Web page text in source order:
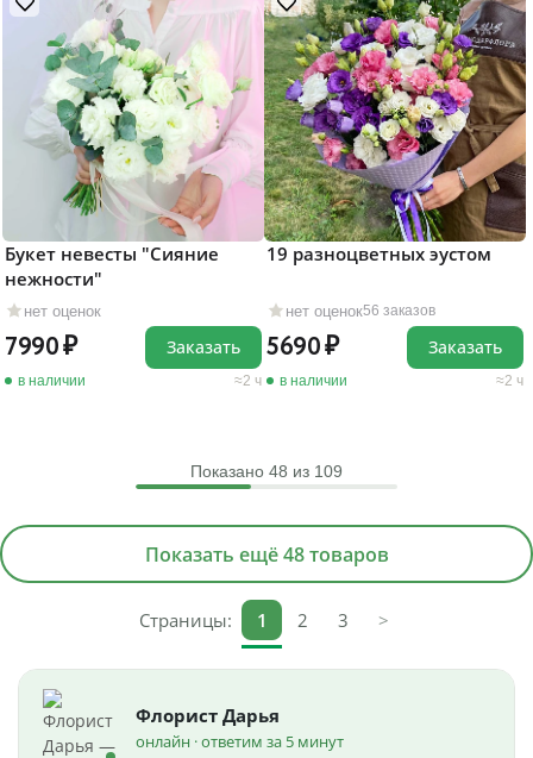
нет оценок
Букет невесты "Сияние
нежности"
7990
в наличии 2 ч
Заказать
нет оценок56 заказов
19 разноцветных эустом
5690
в наличии 2 ч
Заказать
Показано 48 из 109
Показать ещё 48 товаров
Страницы: 1 2 3 >
Флорист Дарья
онлайн · ответим за 5 минут